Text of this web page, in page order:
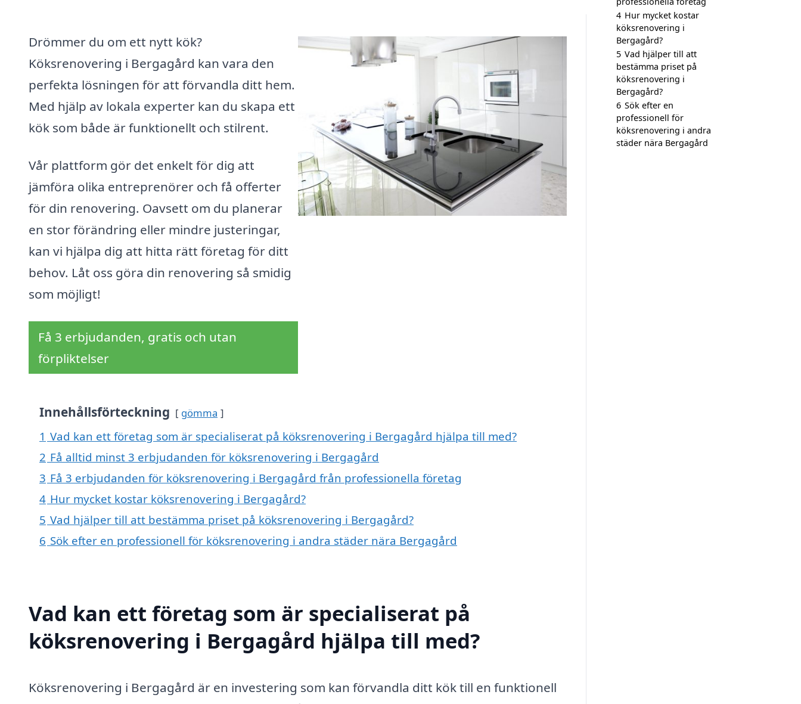
Drömmer du om ett nytt kök?
Köksrenovering i Bergagård kan vara den
perfekta lösningen för att förvandla ditt hem.
Med hjälp av lokala experter kan du skapa ett
kök som både är funktionellt och stilrent.
Vår plattform gör det enkelt för dig att
jämföra olika entreprenörer och få offerter
för din renovering. Oavsett om du planerar
en stor förändring eller mindre justeringar,
kan vi hjälpa dig att hitta rätt företag för ditt
behov. Låt oss göra din renovering så smidig
som möjligt!
Få 3 erbjudanden, gratis och utan
förpliktelser
Innehållsförteckning gömma
1 Vad kan ett företag som är specialiserat på köksrenovering i Bergagård hjälpa till med?
2 Få alltid minst 3 erbjudanden för köksrenovering i Bergagård
3 Få 3 erbjudanden för köksrenovering i Bergagård från professionella företag
4 Hur mycket kostar köksrenovering i Bergagård?
5 Vad hjälper till att bestämma priset på köksrenovering i Bergagård?
6 Sök efter en professionell för köksrenovering i andra städer nära Bergagård
Vad kan ett företag som är specialiserat på
köksrenovering i Bergagård hjälpa till med?
Köksrenovering i Bergagård är en investering som kan förvandla ditt kök till en funktionell
4 Hur mycket kostar
köksrenovering i
Bergagård?
5 Vad hjälper till att
bestämma priset på
köksrenovering i
Bergagård?
6 Sök efter en
professionell för
köksrenovering i andra
städer nära Bergagård